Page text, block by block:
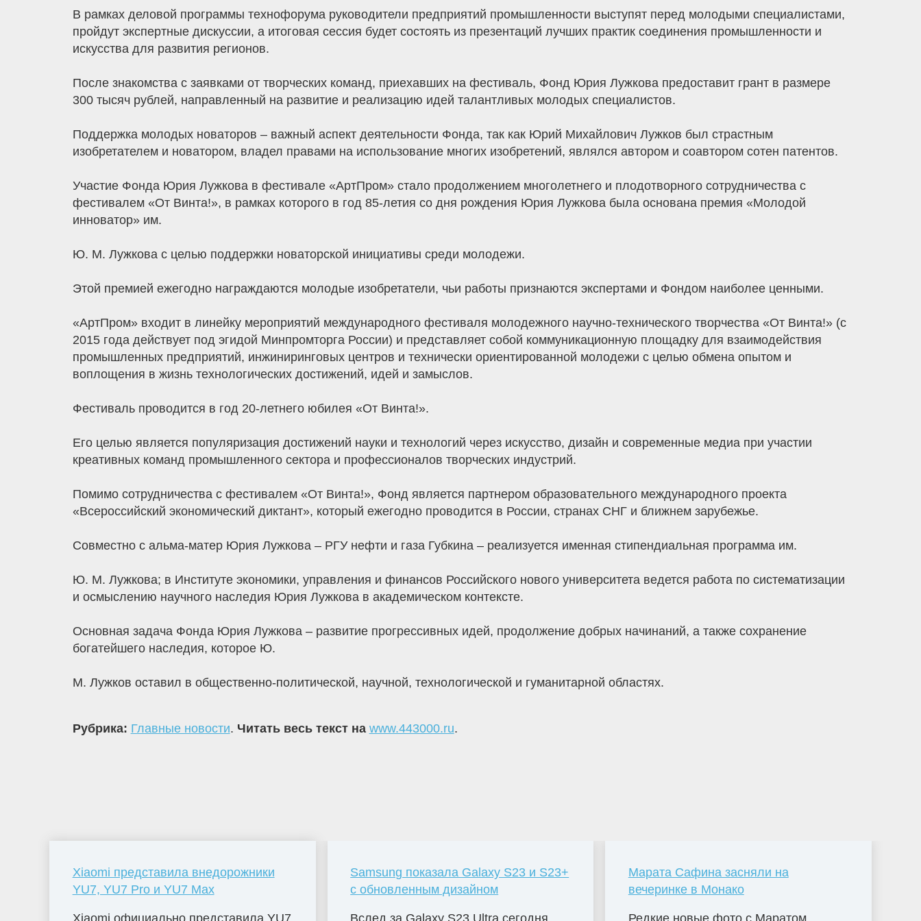
В рамках деловой программы технофорума руководители предприятий промышленности выступят перед молодыми специалистами,
пройдут экспертные дискуссии, а итоговая сессия будет состоять из презентаций лучших практик соединения промышленности и
искусства для развития регионов.
После знакомства с заявками от творческих команд, приехавших на фестиваль, Фонд Юрия Лужкова предоставит грант в размере
300 тысяч рублей, направленный на развитие и реализацию идей талантливых молодых специалистов.
Поддержка молодых новаторов – важный аспект деятельности Фонда, так как Юрий Михайлович Лужков был страстным
изобретателем и новатором, владел правами на использование многих изобретений, являлся автором и соавтором сотен патентов.
Участие Фонда Юрия Лужкова в фестивале «АртПром» стало продолжением многолетнего и плодотворного сотрудничества с
фестивалем «От Винта!», в рамках которого в год 85-летия со дня рождения Юрия Лужкова была основана премия «Молодой
инноватор» им.
Ю. М. Лужкова с целью поддержки новаторской инициативы среди молодежи.
Этой премией ежегодно награждаются молодые изобретатели, чьи работы признаются экспертами и Фондом наиболее ценными.
«АртПром» входит в линейку мероприятий международного фестиваля молодежного научно-технического творчества «От Винта!» (с
2015 года действует под эгидой Минпромторга России) и представляет собой коммуникационную площадку для взаимодействия
промышленных предприятий, инжиниринговых центров и технически ориентированной молодежи с целью обмена опытом и
воплощения в жизнь технологических достижений, идей и замыслов.
Фестиваль проводится в год 20-летнего юбилея «От Винта!».
Его целью является популяризация достижений науки и технологий через искусство, дизайн и современные медиа при участии
креативных команд промышленного сектора и профессионалов творческих индустрий.
Помимо сотрудничества с фестивалем «От Винта!», Фонд является партнером образовательного международного проекта
«Всероссийский экономический диктант», который ежегодно проводится в России, странах СНГ и ближнем зарубежье.
Совместно с альма-матер Юрия Лужкова – РГУ нефти и газа Губкина – реализуется именная стипендиальная программа им.
Ю. М. Лужкова; в Институте экономики, управления и финансов Российского нового университета ведется работа по систематизации
и осмыслению научного наследия Юрия Лужкова в академическом контексте.
Основная задача Фонда Юрия Лужкова – развитие прогрессивных идей, продолжение добрых начинаний, а также сохранение
богатейшего наследия, которое Ю.
М. Лужков оставил в общественно-политической, научной, технологической и гуманитарной областях.
Рубрика: Главные новости. Читать весь текст на www.443000.ru.
Xiaomi представила внедорожники
YU7, YU7 Pro и YU7 Max
Xiaomi официально представила YU7
Samsung показала Galaxy S23 и S23+
с обновленным дизайном
Вслед за Galaxy S23 Ultra сегодня
Марата Сафина засняли на
вечеринке в Монако
Редкие новые фото с Маратом